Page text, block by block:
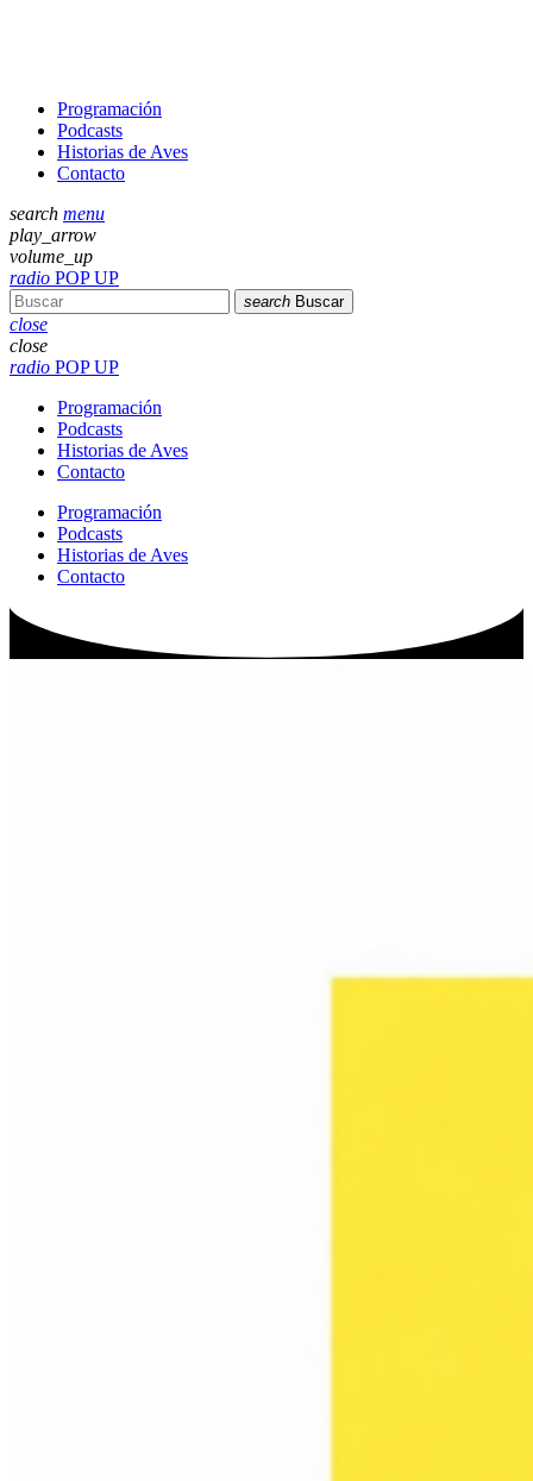
Programación
Podcasts
Historias de Aves
Contacto
search menu
play_arrow
volume_up
radio POP UP
search Buscar
close
close
radio POP UP
Programación
Podcasts
Historias de Aves
Contacto
Programación
Podcasts
Historias de Aves
Contacto